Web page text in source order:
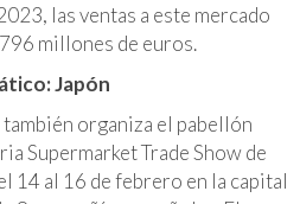
las ventas a este mercado
millones de euros.
Japón
organiza el pabellón
Supermarket Trade Show de
14 al 16 de febrero en la capital